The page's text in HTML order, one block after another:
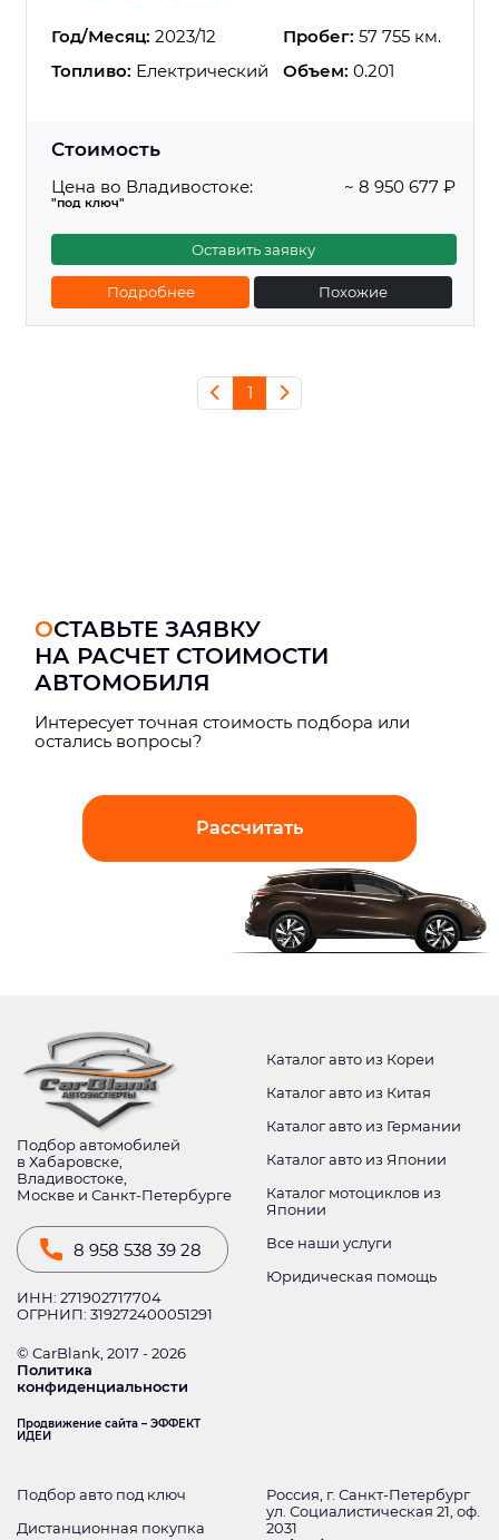
Год/Месяц: 2023/12 Пробег: 57 755 км.
Топливо: Електрический Объем: 0.201
Стоимость
Цена во Владивостоке:
"под ключ"
~ 8 950 677 ₽
Оставить заявку
Подробнее Похожие
1
ОСТАВЬТЕ ЗАЯВКУ
НА РАСЧЕТ СТОИМОСТИ
АВТОМОБИЛЯ
Интерeсует точная стоимость подбора или
остались вопросы?
Рассчитать
Подбор автомобилей
в Хабаровске,
Владивостоке,
Москве и Санкт-Петербурге
8 958 538 39 28
ИНН: 271902717704
ОГРНИП: 319272400051291
© CarBlank, 2017 - 2026
Политика
конфиденциальности
Продвижение сайта – ЭФФЕКТ
ИДЕИ
Каталог авто из Кореи
Каталог авто из Китая
Каталог авто из Германии
Каталог авто из Японии
Каталог мотоциклов из
Японии
Все наши услуги
Юридическая помощь
Подбор авто под ключ
Дистанционная покупка
Россия, г. Санкт-Петербург
ул. Социалистическая 21, оф.
2031